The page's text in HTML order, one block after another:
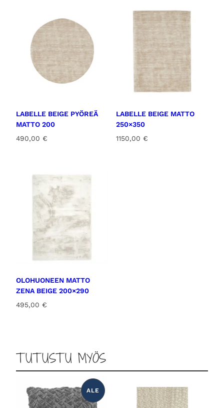
LABELLE BEIGE PYÖREÄ
MATTO 200
490,00 €
LABELLE BEIGE MATTO
250×350
1150,00 €
OLOHUONEEN MATTO
ZENA BEIGE 200×290
495,00 €
TUTUSTU MYÖS
ALE
T
O